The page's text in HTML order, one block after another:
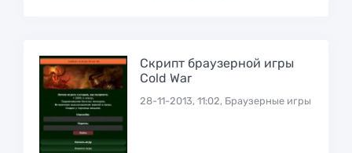
Скрипт браузерной игры
Cold War
28-11-2013, 11:02, Браузерные игры